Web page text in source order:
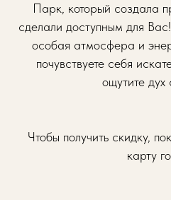
Парк, который создала
сделали доступным для
особая атмосфера и
почувствуете себя
ощутите дух
Чтобы получить скидку,
карту